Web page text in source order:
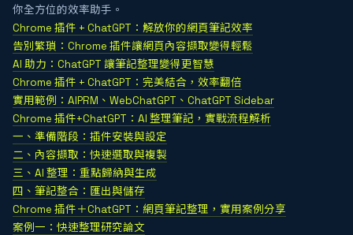
你全方位的效率助手。
Chrome 插件 + ChatGPT：解放你的網頁筆記效率
告別繁瑣：Chrome 插件讓網頁內容擷取變得輕鬆
AI 助力：ChatGPT 讓筆記整理變得更智慧
Chrome 插件 + ChatGPT：完美結合，效率翻倍
實用範例：AIPRM、WebChatGPT、ChatGPT Sidebar
Chrome 插件+ChatGPT：AI 整理筆記，實戰流程解析
一、準備階段：插件安裝與設定
二、內容擷取：快速選取與複製
三、AI 整理：重點歸納與生成
四、筆記整合：匯出與儲存
Chrome 插件＋ChatGPT：網頁筆記整理，實用案例分享
案例一：快速整理研究論文